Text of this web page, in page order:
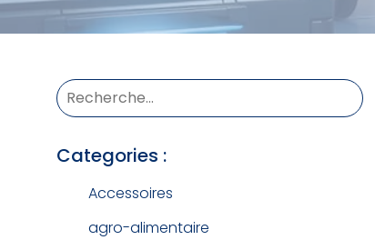
Categories :
Accessoires
agro-alimentaire